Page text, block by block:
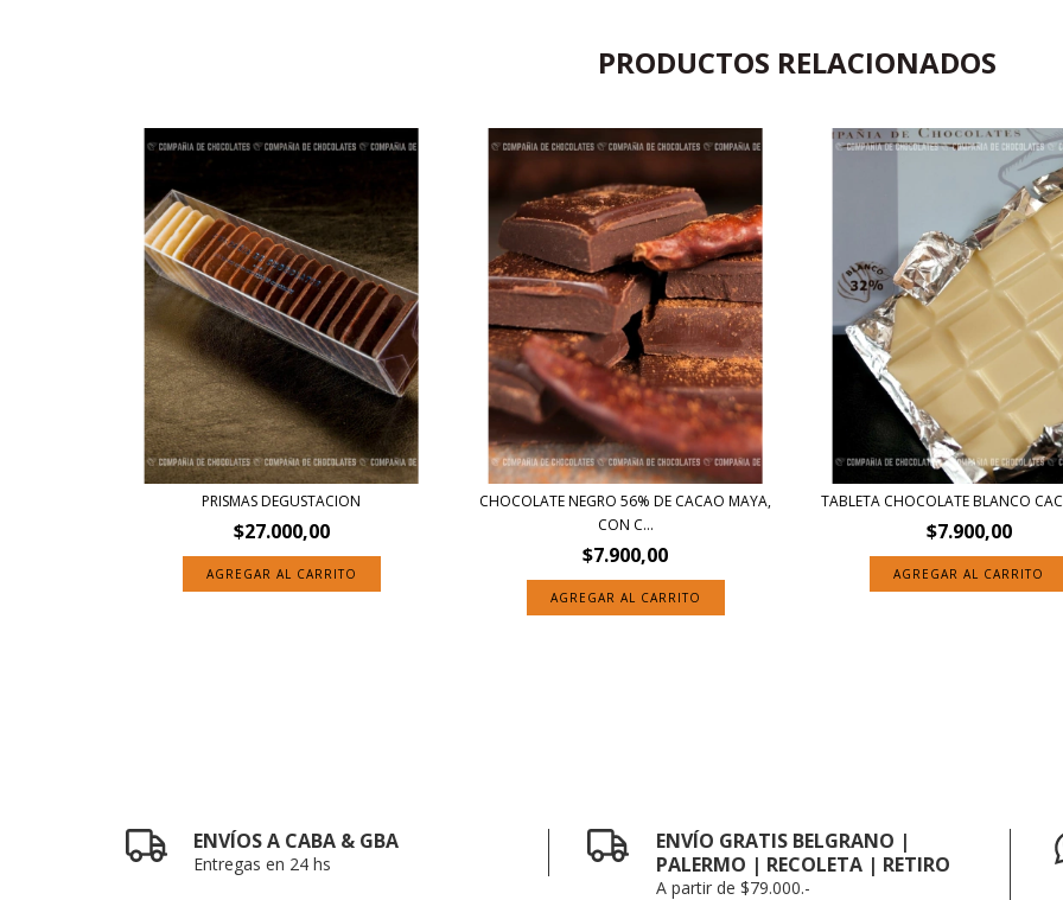
PRODUCTOS RELACIONADOS
PRISMAS DEGUSTACION
$27.000,00
CHOCOLATE NEGRO 56% DE CACAO MAYA,
CON C...
$7.900,00
AGREGAR AL CARRITO
TABLETA CHOCOLATE BLANCO
$7.900,00
AGREGAR AL CARRITO
ENVÍOS A CABA & GBA
Entregas en 24 hs
ENVÍO GRATIS BELGRANO |
PALERMO | RECOLETA | RETIRO
A partir de $79.000.-